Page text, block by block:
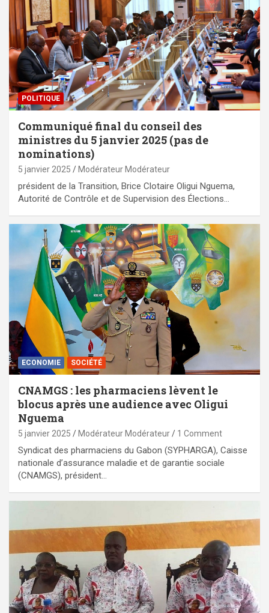
POLITIQUE
Communiqué final du conseil des
ministres du 5 janvier 2025 (pas de
nominations)
5 janvier 2025 Modérateur Modérateur
président de la Transition, Brice Clotaire Oligui Nguema,
Autorité de Contrôle et de Supervision des Élections…
ECONOMIE SOCIÉTÉ
CNAMGS : les pharmaciens lèvent le
blocus après une audience avec Oligui
Nguema
5 janvier 2025 Modérateur Modérateur 1 Comment
Syndicat des pharmaciens du Gabon (SYPHARGA), Caisse
nationale d’assurance maladie et de garantie sociale
(CNAMGS), président…